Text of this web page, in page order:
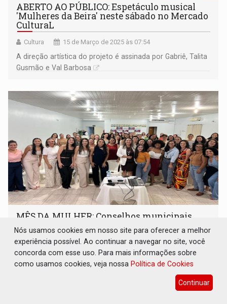
ABERTO AO PÚBLICO: Espetáculo musical
'Mulheres da Beira' neste sábado no Mercado
CulturaL
Cultura 15 de Março de 2025 às 07:54
A direção artística do projeto é assinada por Gabriê, Talita
Gusmão e Val Barbosa
MÊS DA MULHER: Conselhos municipais
promovem eventos em diversas cidades de
RO
Geral 13 de Março de 2025 às 15:46
A programação do Mês da Mulher segue com novos
Nós usamos cookies em nosso site para oferecer a melhor
experiência possível. Ao continuar a navegar no site, você
concorda com esse uso. Para mais informações sobre
como usamos cookies, veja nossa Política de Cookies
Continuar